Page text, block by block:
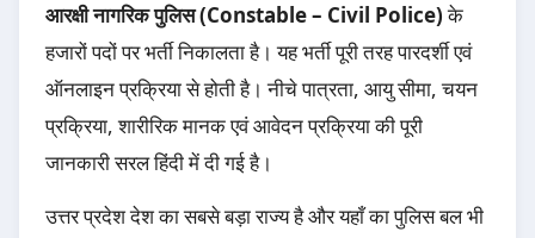
आरक्षी नागरिक पुलिस (Constable – Civil Police)के
हजारों पदों पर भर्ती निकालता है। यह भर्ती पूरी तरह पारदर्शी एवं
ऑनलाइन प्रक्रिया से होती है। नीचे पात्रता, आयु सीमा, चयन
प्रक्रिया, शारीरिक मानक एवं आवेदन प्रक्रिया की पूरी
जानकारी सरल हिंदी में दी गई है।
उत्तर प्रदेश देश का सबसे बड़ा राज्य है और यहाँ का पुलिस बल भी